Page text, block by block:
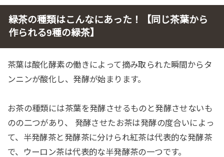
緑茶の種類はこんなにあった！【同じ茶葉から
作られる9種の緑茶】
茶葉は酸化酵素の働きによって摘み取られた瞬間からタ
ンニンが酸化し、発酵が始まります。
お茶の種類には茶葉を発酵させるものと発酵させないも
のの二つがあり、 発酵させたお茶は発酵の度合いによっ
て、半発酵茶と発酵茶に分けられ紅茶は代表的な発酵茶
で、ウーロン茶は代表的な半発酵茶の一つです。